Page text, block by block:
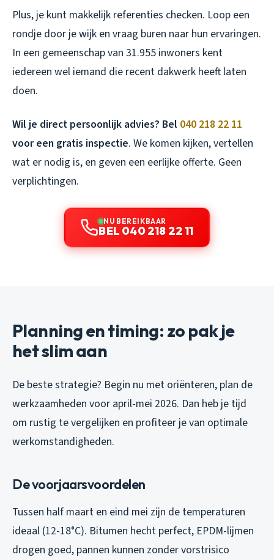
Plus, je kunt makkelijk referenties checken. Loop een
rondje door je wijk en vraag buren naar hun ervaringen.
In een gemeenschap van 31.955 inwoners kent
iedereen wel iemand die recent dakwerk heeft laten
doen.
Wil je direct persoonlijk advies? Bel 040 218 22 11
voor een gratis inspectie. We komen kijken, vertellen
wat er nodig is, en geven een eerlijke offerte. Geen
verplichtingen.
NU BEREIKBAAR
BEL 040 218 22 11
Planning en timing: zo pak je
het slim aan
De beste strategie? Begin nu met oriënteren, plan de
werkzaamheden voor april-mei 2026. Dan heb je tijd
om rustig te vergelijken en profiteer je van optimale
werkomstandigheden.
De voorjaarsvoordelen
Tussen half maart en eind mei zijn de temperaturen
ideaal (12-18°C). Bitumen hecht perfect, EPDM-lijmen
drogen goed, pannen kunnen zonder vorstrisico